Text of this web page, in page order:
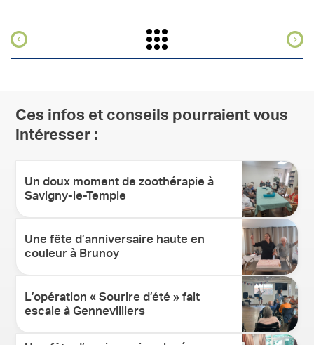
Ces infos et conseils pourraient vous
intéresser :
Un doux moment de zoothérapie à
Savigny-le-Temple
Une fête d’anniversaire haute en
couleur à Brunoy
L’opération « Sourire d’été » fait
escale à Gennevilliers